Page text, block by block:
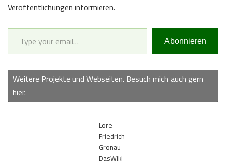
Veröffentlichungen informieren.
Type your email…
Abonnieren
Weitere Projekte und Webseiten. Besuch mich auch gern
hier.
Lore
Friedrich-
Gronau -
DasWiki